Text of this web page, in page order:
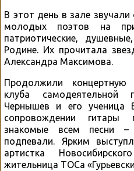
В этот день в зале звучали
молодых поэтов на
патриотические,
Родине. Их прочитала
Александра Максимова.
Продолжили концертную
клуба самодеятельной
Чернышев и его ученица
сопровождении
знакомые всем песни –
подпевали. Ярким
артистка
жительница ТОСа